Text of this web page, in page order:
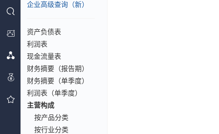
企业高级查询（新）
资产负债表
利润表
现金流量表
财务摘要（报告期）
财务摘要（单季度）
利润表（单季度）
主营构成
按产品分类
按行业分类